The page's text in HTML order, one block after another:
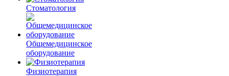
Стоматология
Общемедицинское
оборудование
Физиотерапия